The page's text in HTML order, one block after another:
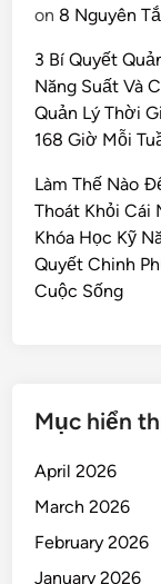
on 8 Nguyên
3 Bí Quyết
Năng Suất Và
Quản Lý Thời
168 Giờ Mỗi
Làm Thế Nào
Thoát Khỏi Cái
Khóa Học Kỹ
Quyết Chinh
Cuộc Sống
Mục hiển
April 2026
March 2026
February 2026
January 2026